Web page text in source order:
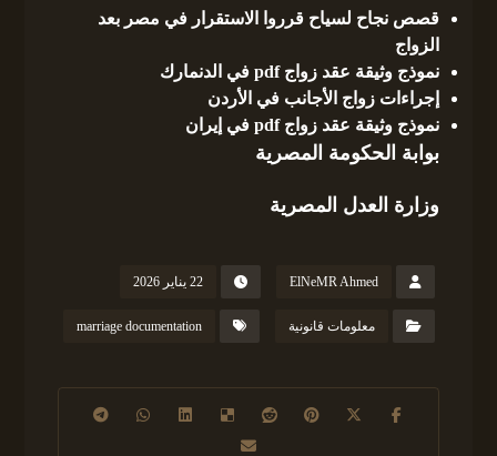
قصص نجاح لسياح قرروا الاستقرار في مصر بعد
الزواج
نموذج وثيقة عقد زواج pdf في الدنمارك
إجراءات زواج الأجانب في الأردن
نموذج وثيقة عقد زواج pdf في إيران
بوابة الحكومة المصرية
وزارة العدل المصرية
ElNeMR Ahmed 22 يناير 2026
معلومات قانونية marriage documentation